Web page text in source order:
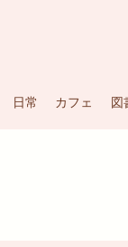
日常 カフェ 図